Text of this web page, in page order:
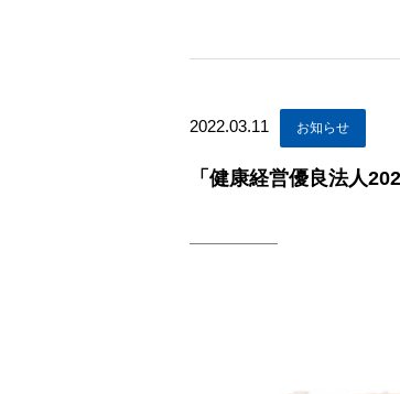
2022.03.11 お知らせ
「健康経営優良法人